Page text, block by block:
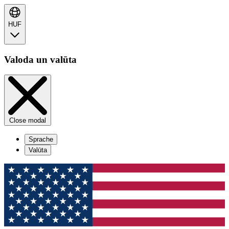
HUF
Valoda un valūta
Close modal
Sprache
Valūta